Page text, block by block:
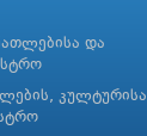
და
კულტურისა